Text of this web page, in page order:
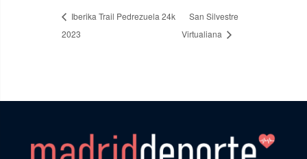
Iberika Trail Pedrezuela 24k
2023
San Silvestre
Virtualiana